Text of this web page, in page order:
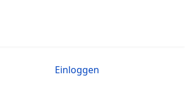
Einloggen